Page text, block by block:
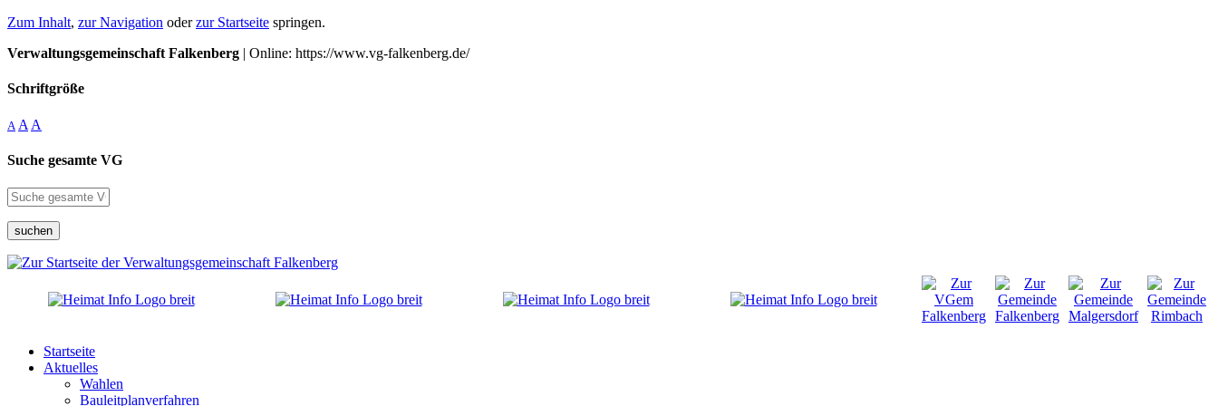
Zum Inhalt, zur Navigation oderzur Startseite springen.
Verwaltungsgemeinschaft Falkenberg | Online: https://www.vg-falkenberg.de/
Schriftgröße
A A A
Suche gesamte VG
suchen
Startseite
Aktuelles
Wahlen
Bauleitplanverfahren